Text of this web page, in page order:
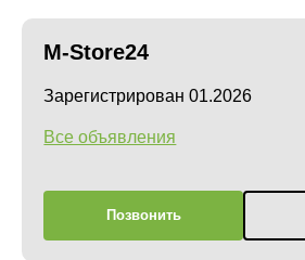
M-Store24
Зарегистрирован 01.2026
Все объявления
Позвонить